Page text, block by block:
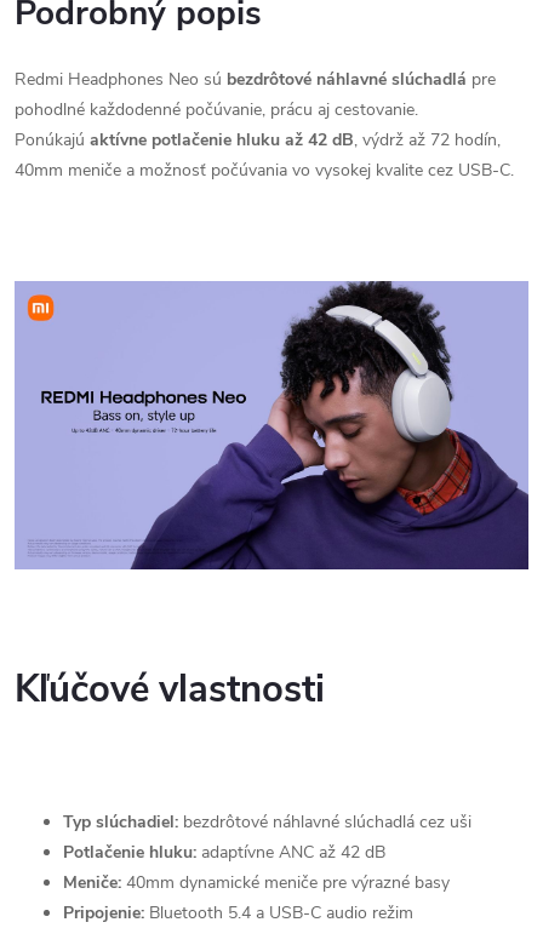
Podrobný popis
Redmi Headphones Neo sú bezdrôtové náhlavné slúchadlá pre
pohodlné každodenné počúvanie, prácu aj cestovanie.
Ponúkajú aktívne potlačenie hluku až 42 dB, výdrž až 72 hodín,
40mm meniče a možnosť počúvania vo vysokej kvalite cez USB-C.
Kľúčové vlastnosti
Typ slúchadiel: bezdrôtové náhlavné slúchadlá cez uši
Potlačenie hluku: adaptívne ANC až 42 dB
Meniče: 40mm dynamické meniče pre výrazné basy
Pripojenie: Bluetooth 5.4 a USB-C audio režim